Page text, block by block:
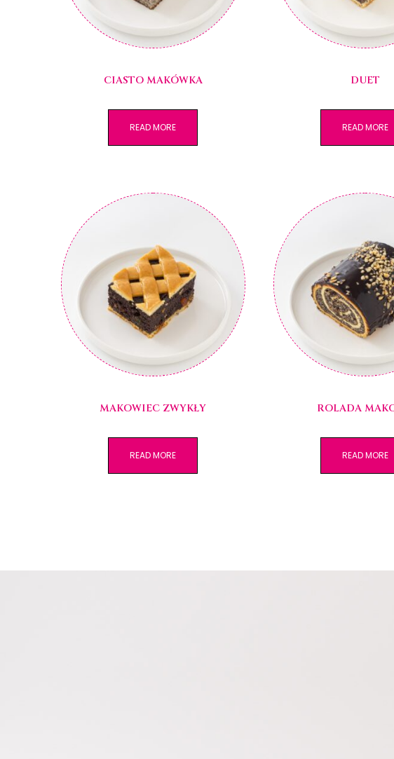
CIASTO MAKÓWKA
READ MORE
DUET
READ MORE
MAKOWIEC ZWYKŁY
READ MORE
ROLADA
READ MORE